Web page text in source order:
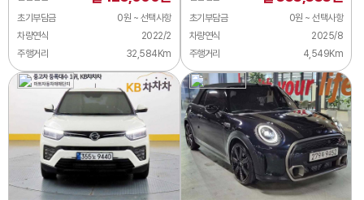
초기부담금
0원 ~ 선택사항
차량연식
2022/2
주행거리
32,584Km
초기부담금
0원 ~ 선택사항
차량연식
2025/8
주행거리
4,549Km